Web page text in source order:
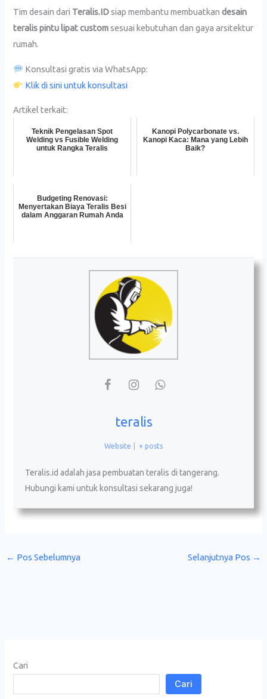
Tim desain dari Teralis.IDsiap membantu membuatkandesain
teralis pintu lipat customsesuai kebutuhan dan gaya arsitektur
rumah.
Konsultasi gratis via WhatsApp:
Klik di sini untuk konsultasi
Artikel terkait:
Teknik Pengelasan Spot
Welding vs Fusible Welding
untuk Rangka Teralis
Kanopi Polycarbonate vs.
Kanopi Kaca: Mana yang Lebih
Baik?
Budgeting Renovasi:
Menyertakan Biaya Teralis Besi
dalam Anggaran Rumah Anda
teralis
Website + posts
Teralis.id adalah jasa pembuatan teralis di tangerang.
Hubungi kami untuk konsultasi sekarang juga!
← Pos Sebelumnya Selanjutnya Pos →
Cari
Cari